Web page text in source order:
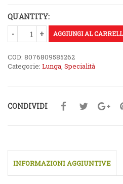
QUANTITY:
AGGIUNGI AL
COD: 8076809585262
Categorie: Lunga, Specialità
CONDIVIDI
INFORMAZIONI AGGIUNTIVE